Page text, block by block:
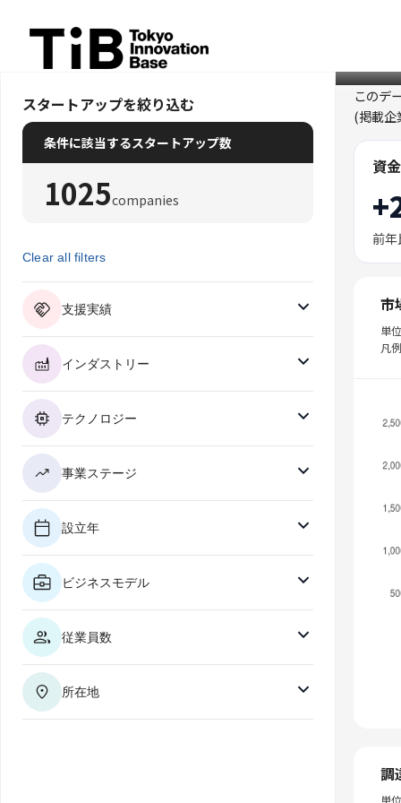
スタートアップを絞り込む
条件に該当するスタートアップ数
1025companies
Clear all filters
支援実績
インダストリー
テクノロジー
事業ステージ
設立年
ビジネスモデル
従業員数
所在地
このデ
(掲載企
資
前
市
単
凡
調
単